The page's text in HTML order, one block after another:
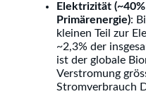
Elektrizität
Primärenergie):
kleinen Teil zur
~2,3% der
ist der globale
Verstromung
Stromverbrauch